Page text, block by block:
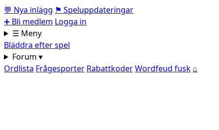
💬 Nya inlägg ⚑ Speluppdateringar
➕ Bli medlem Logga in
☰ Meny
Bläddra efter spel
Forum ▾
Ordlista Frågesporter RabattkoderWordfeud fusk ⌂